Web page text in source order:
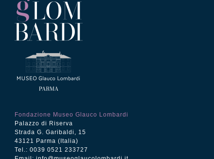
Fondazione Museo Glauco Lombardi
Palazzo di Riserva
Strada G. Garibaldi, 15
43121 Parma (Italia)
Tel.: 0039 0521 233727